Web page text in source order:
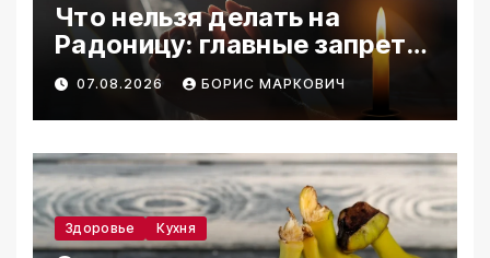
Что нельзя делать на
Радоницу: главные запреты
дня
07.08.2026 БОРИС МАРКОВИЧ
Здоровье Кухня